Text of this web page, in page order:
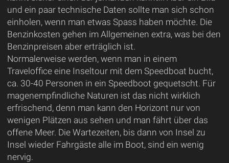
und ein paar technische Daten sollte man sich schon
einholen, wenn man etwas Spass haben möchte. Die
Benzinkosten gehen im Allgemeinen extra, was bei den
Benzinpreisen aber erträglich ist.
Normalerweise werden, wenn man in einem
Traveloffice eine Inseltour mit dem Speedboat bucht,
ca. 30-40 Personen in ein Speedboot gequetscht. Für
magenempfindliche Naturen ist das nicht wirklich
erfrischend, denn man kann den Horizont nur von
wenigen Plätzen aus sehen und man fährt über das
offene Meer. Die Wartezeiten, bis dann von Insel zu
Insel wieder Fahrgäste alle im Boot, sind ein wenig
nervig.